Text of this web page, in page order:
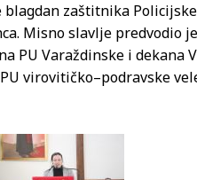
zaštitnika
Misno slavlje predvodio
PU Varaždinske i dekana
virovitičko–podravske